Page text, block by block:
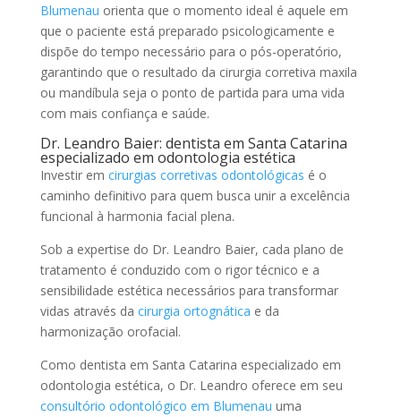
Blumenau orienta que o momento ideal é aquele em
que o paciente está preparado psicologicamente e
dispõe do tempo necessário para o pós-operatório,
garantindo que o resultado da cirurgia corretiva maxila
ou mandíbula seja o ponto de partida para uma vida
com mais confiança e saúde.
Dr. Leandro Baier: dentista em Santa Catarina
especializado em odontologia estética
Investir em cirurgias corretivas odontológicas é o
caminho definitivo para quem busca unir a excelência
funcional à harmonia facial plena.
Sob a expertise do Dr. Leandro Baier, cada plano de
tratamento é conduzido com o rigor técnico e a
sensibilidade estética necessários para transformar
vidas através da cirurgia ortognática e da
harmonização orofacial.
Como dentista em Santa Catarina especializado em
odontologia estética, o Dr. Leandro oferece em seu
consultório odontológico em Blumenau uma